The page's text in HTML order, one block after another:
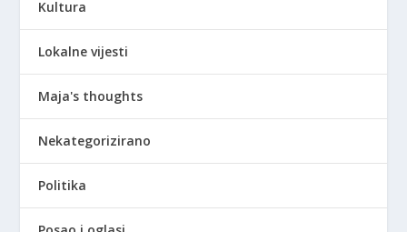
Kultura
Lokalne vijesti
Maja's thoughts
Nekategorizirano
Politika